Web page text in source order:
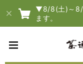
▼8/8(土)～8/
ます。